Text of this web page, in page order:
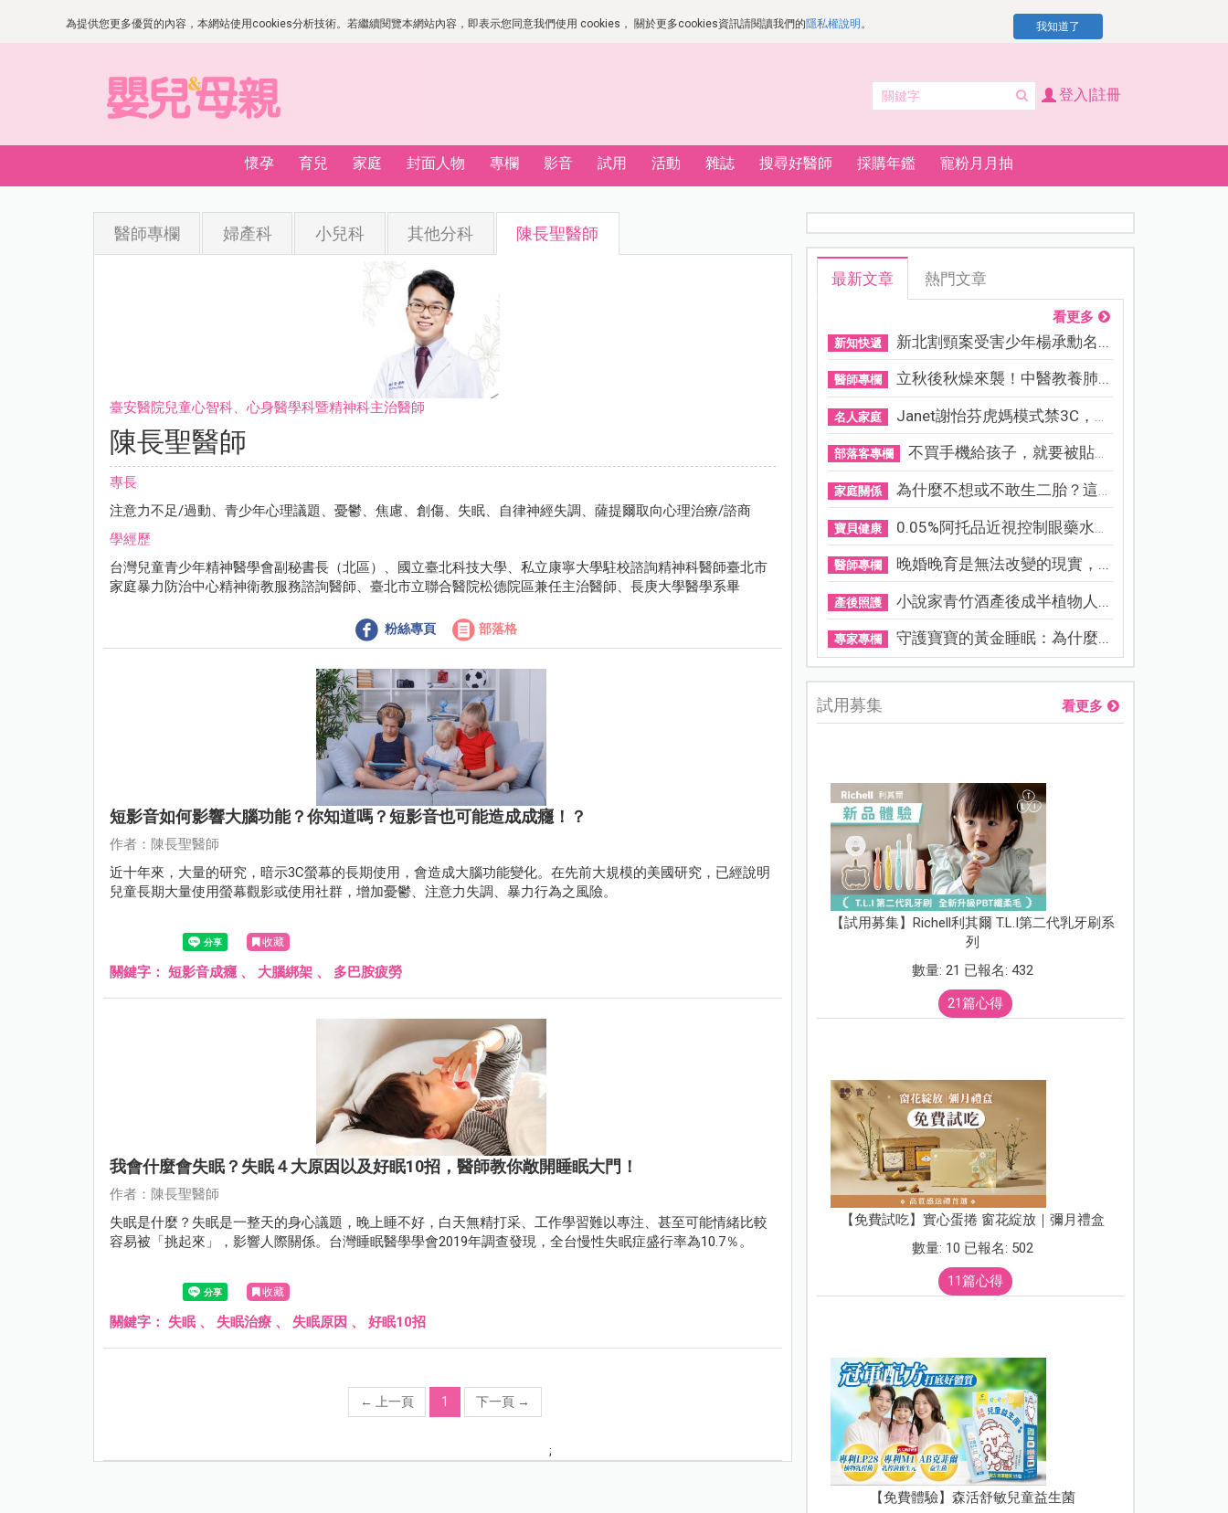
為提供您更多優質的內容，本網站使用cookies分析技術。若繼續閱覽本網站內容，即表示您同意我們使用 cookies， 關於更多cookies資訊請閱讀我們的隱私權說明 。 我知道了
登入|註冊
懷孕 育兒 家庭 封面人物 專欄 影音 試用 活動 雜誌 搜尋好醫師 採購年鑑 寵粉月月抽
醫師專欄 婦產科 小兒科 其他分科 陳長聖醫師
臺安醫院兒童心智科、心身醫學科暨精神科主治醫師
陳長聖醫師
專長
注意力不足/過動、青少年心理議題、憂鬱、焦慮、創傷、失眠、自律神經失調、薩提爾取向心理治療/諮商
學經歷
台灣兒童青少年精神醫學會副秘書長（北區）、國立臺北科技大學、私立康寧大學駐校諮詢精神科醫師臺北市
家庭暴力防治中心精神衛教服務諮詢醫師、臺北市立聯合醫院松德院區兼任主治醫師、長庚大學醫學系畢
粉絲專頁 部落格
短影音如何影響大腦功能？你知道嗎？短影音也可能造成成癮！？
作者：陳長聖醫師
近十年來，大量的研究，暗示3C螢幕的長期使用，會造成大腦功能變化。在先前大規模的美國研究，已經說明
兒童長期大量使用螢幕觀影或使用社群，增加憂鬱、注意力失調、暴力行為之風險。
收藏
關鍵字： 短影音成癮 、 大腦綁架 、 多巴胺疲勞
我會什麼會失眠？失眠４大原因以及好眠10招，醫師教你敞開睡眠大門！
作者：陳長聖醫師
失眠是什麼？失眠是一整天的身心議題，晚上睡不好，白天無精打采、工作學習難以專注、甚至可能情緒比較
容易被「挑起來」，影響人際關係。台灣睡眠醫學學會2019年調查發現，全台慢性失眠症盛行率為10.7％。
收藏
關鍵字： 失眠、 失眠治療 、 失眠原因 、 好眠10招
← 上一頁 1 下一頁 →
;
最新文章 熱門文章
看更多
新知快遞 新北割頸案受害少年楊承勳名...
醫師專欄 立秋後秋燥來襲！中醫教養肺...
名人家庭 Janet謝怡芬虎媽模式禁3C，看...
部落客專欄 不買手機給孩子，就要被貼「...
家庭關係 為什麼不想或不敢生二胎？這8...
寶貝健康 0.05%阿托品近視控制眼藥水納...
醫師專欄 晚婚晚育是無法改變的現實，...
產後照護 小說家青竹酒產後成半植物人...
專家專欄 守護寶寶的黃金睡眠：為什麼...
試用募集 看更多
【試用募集】Richell利其爾 T.L.I第二代乳牙刷系
列
數量: 21 已報名: 432
21篇心得
【免費試吃】實心蛋捲 窗花綻放｜彌月禮盒
數量: 10 已報名: 502
11篇心得
【免費體驗】森活舒敏兒童益生菌